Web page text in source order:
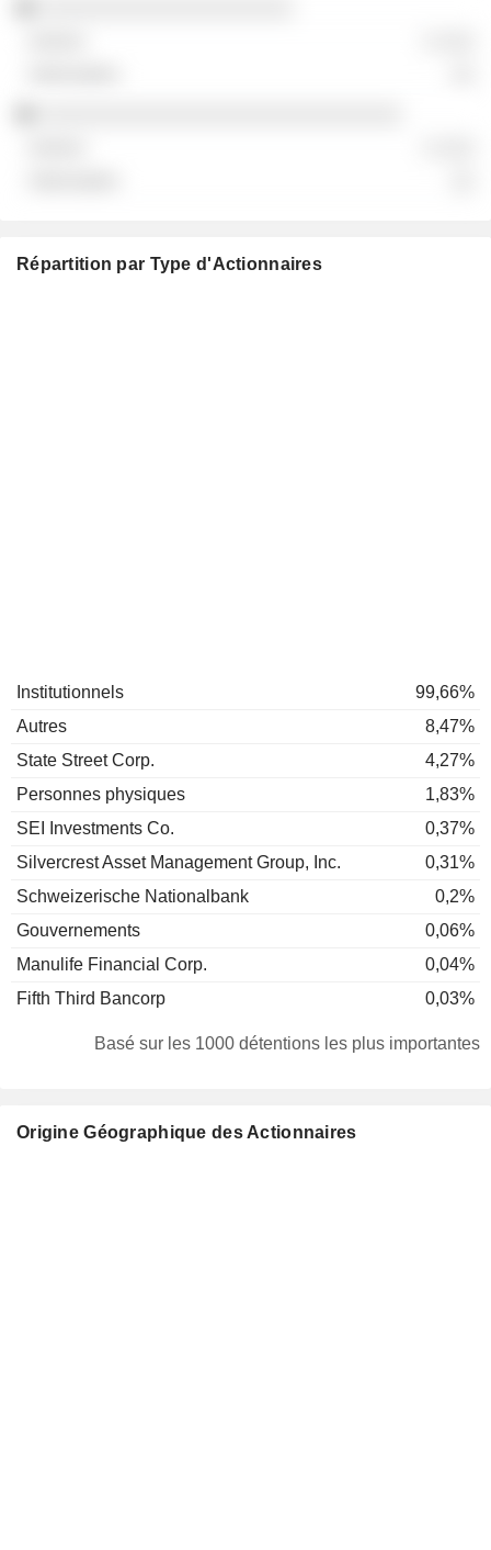
Répartition par Type d'Actionnaires
Institutionnels
99,66%
Autres
8,47%
State Street Corp.
4,27%
Personnes physiques
1,83%
SEI Investments Co.
0,37%
Silvercrest Asset Management Group, Inc.
0,31%
Schweizerische Nationalbank
0,2%
Gouvernements
0,06%
Manulife Financial Corp.
0,04%
Fifth Third Bancorp
0,03%
Basé sur les 1000 détentions les plus importantes
Origine Géographique des Actionnaires